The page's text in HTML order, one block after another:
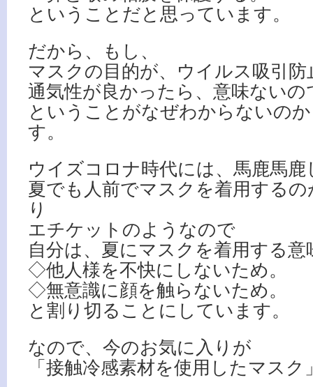
ということだと思っています。
だから、もし、
マスクの目的が、ウイルス吸引
通気性が良かったら、意味ないの
ということがなぜわからないの
す。
ウイズコロナ時代には、馬鹿馬
夏でも人前でマスクを着用する
り
エチケットのようなので
自分は、夏にマスクを着用する意
◇他人様を不快にしないため。
◇無意識に顔を触らないため。
と割り切ることにしています。
なので、今のお気に入りが
「接触冷感素材を使用したマスク